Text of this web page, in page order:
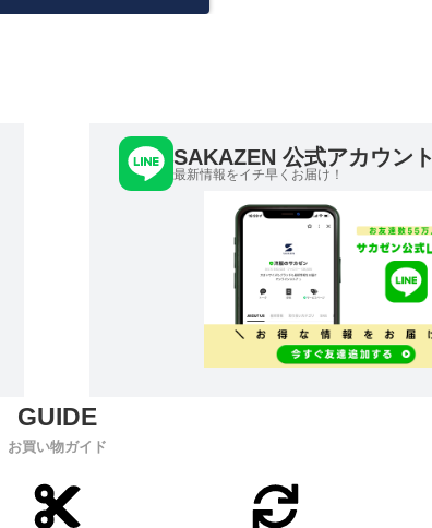
SAKAZEN 公式アカウント
最新情報をイチ早くお届け！
お買い物ガイド